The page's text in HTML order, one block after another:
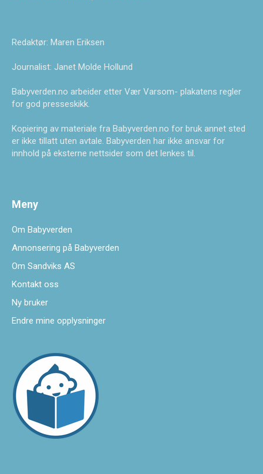
Redaktør: Maren Eriksen
Journalist: Janet Molde Hollund
Babyverden.no arbeider etter Vær Varsom- plakatens regler
for god presseskikk.
Kopiering av materiale fra Babyverden.no for bruk annet sted
er ikke tillatt uten avtale. Babyverden har ikke ansvar for
innhold på eksterne nettsider som det lenkes til.
Meny
Om Babyverden
Annonsering på Babyverden
Om Sandviks AS
Kontakt oss
Ny bruker
Endre mine opplysninger